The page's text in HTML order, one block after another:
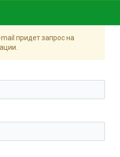
придет запрос на